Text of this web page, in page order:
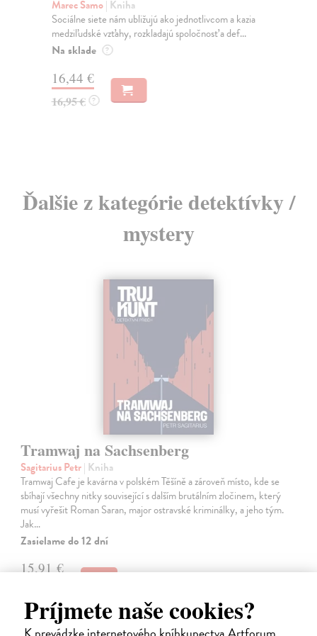
Príjmete naše cookies?
Marec Samo| Kniha
Sociálne siete nám ubližujú ako jednotlivcom a kazia
medziľudské vzťahy, rozkladajú spoločnosť a def...
Na sklade ?
16,44 €
16,95 € ?
Ďalšie z kategórie detektívky /
mystery
Tramwaj na Sachsenberg
Sagitarius Petr| Kniha
Tramwaj Cafe je kavárna v polském Těšíně a zároveň místo, kde se
sbíhají všechny nitky související s dalším brutálním zločinem, který
musí vyřešit Roman Saran, major ostravské kriminálky, a jeho tým.
Jak…
Zasielame do 12 dní
15,91 €